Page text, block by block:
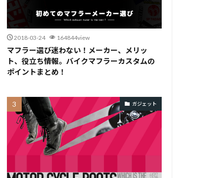
2018-03-24 164844view
マフラー選び迷わない！メーカー、メリッ
ト、役立ち情報。バイクマフラーカスタムの
ポイントまとめ！
ガジェット